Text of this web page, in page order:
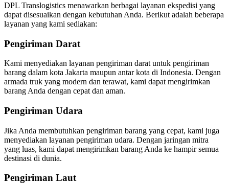
DPL Translogistics menawarkan berbagai layanan ekspedisi yang
dapat disesuaikan dengan kebutuhan Anda. Berikut adalah beberapa
layanan yang kami sediakan:
Pengiriman Darat
Kami menyediakan layanan pengiriman darat untuk pengiriman
barang dalam kota Jakarta maupun antar kota di Indonesia. Dengan
armada truk yang modern dan terawat, kami dapat mengirimkan
barang Anda dengan cepat dan aman.
Pengiriman Udara
Jika Anda membutuhkan pengiriman barang yang cepat, kami juga
menyediakan layanan pengiriman udara. Dengan jaringan mitra
yang luas, kami dapat mengirimkan barang Anda ke hampir semua
destinasi di dunia.
Pengiriman Laut